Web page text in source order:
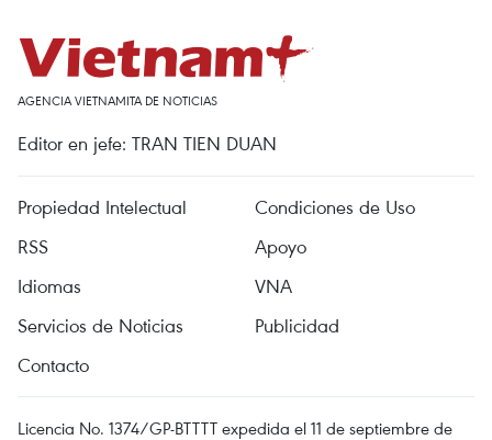
AGENCIA VIETNAMITA DE NOTICIAS
Editor en jefe: TRAN TIEN DUAN
Propiedad Intelectual
Condiciones de Uso
RSS
Apoyo
Idiomas
VNA
Servicios de Noticias
Publicidad
Contacto
Licencia No. 1374/GP-BTTTT expedida el 11 de septiembre de